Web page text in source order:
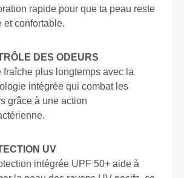
rapide pour que ta peau reste
et confortable.
DES ODEURS
fraîche plus longtemps avec la
intégrée qui combat les
grâce à une action
UV
intégrée UPF 50+ aide à